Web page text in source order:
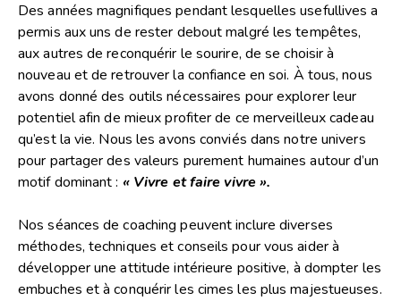
Des années magnifiques pendant lesquelles usefullives a
permis aux uns de rester debout malgré les tempêtes,
aux autres de reconquérir le sourire, de se choisir à
nouveau et de retrouver la confiance en soi. À tous, nous
avons donné des outils nécessaires pour explorer leur
potentiel afin de mieux profiter de ce merveilleux cadeau
qu’est la vie. Nous les avons conviés dans notre univers
pour partager des valeurs purement humaines autour d’un
motif dominant : « Vivre et faire vivre ».
Nos séances de coaching peuvent inclure diverses
méthodes, techniques et conseils pour vous aider à
développer une attitude intérieure positive, à dompter les
embuches et à conquérir les cimes les plus majestueuses.